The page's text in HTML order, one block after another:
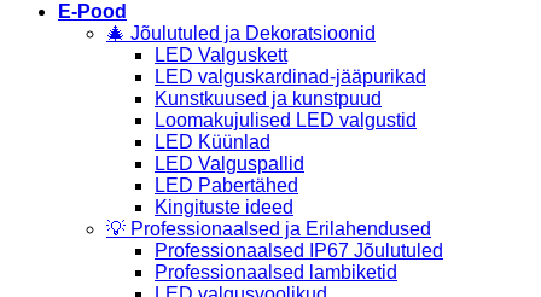
E-Pood
🎄 Jõulutuled ja Dekoratsioonid
LED Valguskett
LED valguskardinad-jääpurikad
Kunstkuused ja kunstpuud
Loomakujulised LED valgustid
LED Küünlad
LED Valguspallid
LED Pabertähed
Kingituste ideed
💡 Professionaalsed ja Erilahendused
Professionaalsed IP67 Jõulutuled
Professionaalsed lambiketid